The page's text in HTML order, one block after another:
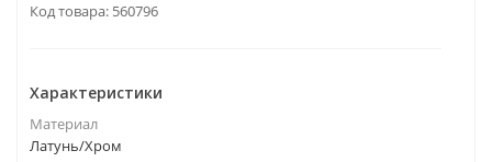
Код товара: 560796
Характеристики
Материал
Латунь/Хром